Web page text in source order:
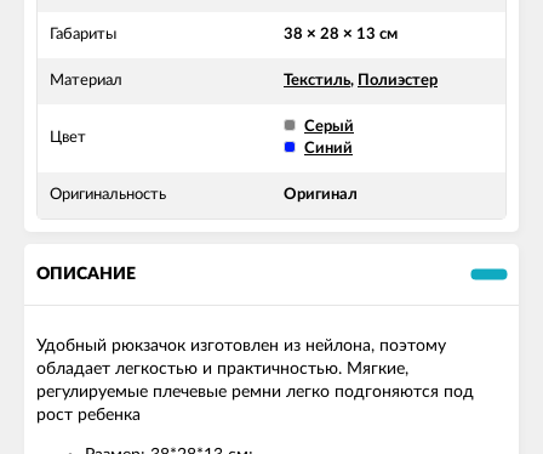
Габариты 38 × 28 × 13 см
Материал Текстиль, Полиэстер
Цвет
Серый
Синий
Оригинальность Оригинал
ОПИСАНИЕ
Удобный рюкзачок изготовлен из нейлона, поэтому
обладает легкостью и практичностью. Мягкие,
регулируемые плечевые ремни легко подгоняются под
рост ребенка